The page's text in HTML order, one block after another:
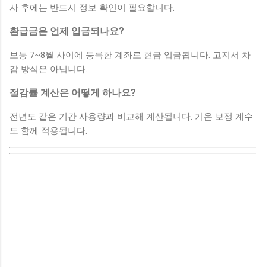
사 후에는 반드시 정보 확인이 필요합니다.
환급금은 언제 입금되나요?
보통 7~8월 사이에 등록한 계좌로 현금 입금됩니다. 고지서 차
감 방식은 아닙니다.
절감률 계산은 어떻게 하나요?
전년도 같은 기간 사용량과 비교해 계산됩니다. 기온 보정 계수
도 함께 적용됩니다.